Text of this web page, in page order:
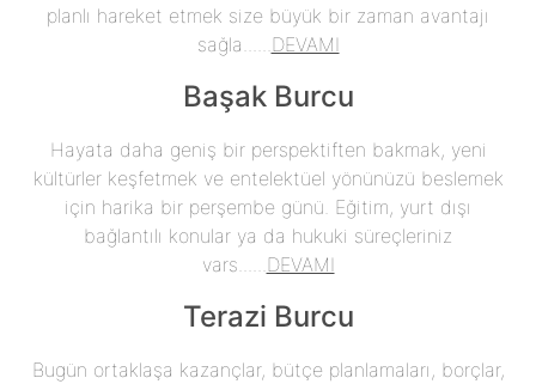
planlı hareket etmek size büyük bir zaman avantajı
sağla...... DEVAMI
Başak Burcu
Hayata daha geniş bir perspektiften bakmak, yeni
kültürler keşfetmek ve entelektüel yönünüzü beslemek
için harika bir perşembe günü. Eğitim, yurt dışı
bağlantılı konular ya da hukuki süreçleriniz
vars...... DEVAMI
Terazi Burcu
Bugün ortaklaşa kazançlar, bütçe planlamaları, borçlar,